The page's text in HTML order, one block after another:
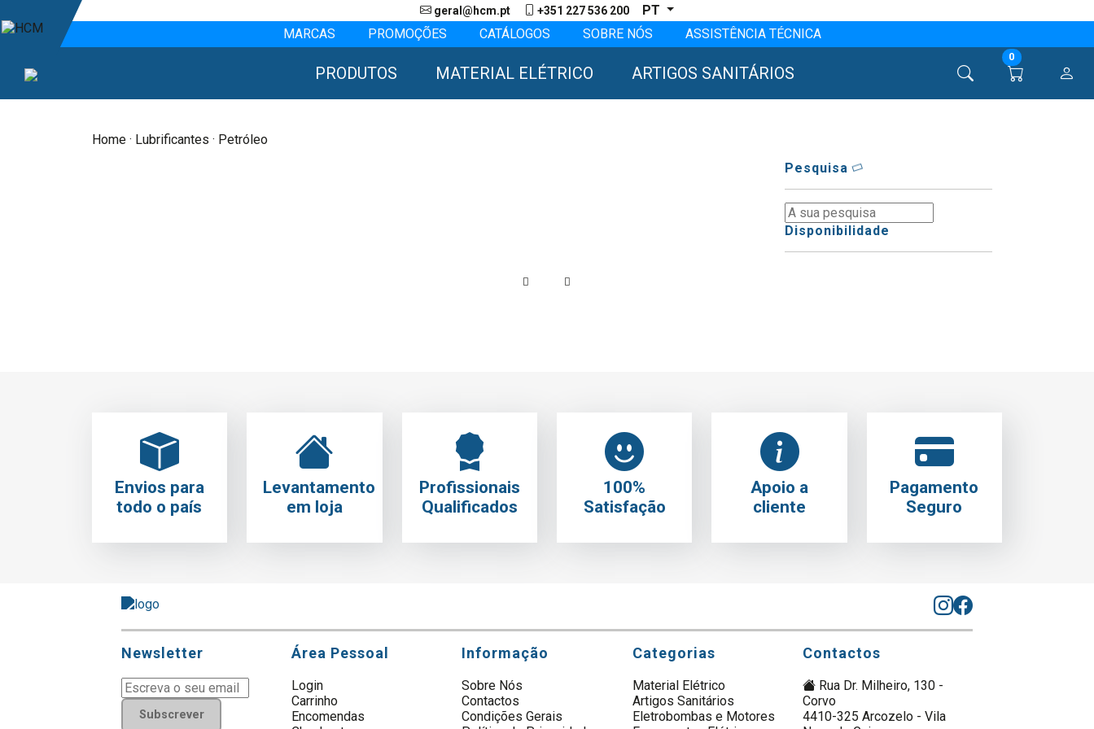
geral@hcm.pt +351 227 536 200
PT
MARCAS
PROMOÇÕES CATÁLOGOS SOBRE NÓS ASSISTÊNCIA TÉCNICA
PRODUTOS MATERIAL ELÉTRICO ARTIGOS SANITÁRIOS
0
Home· Lubrificantes · Petróleo
Pesquisa
Disponibilidade
Envios para
todo o país
Levantamento
em loja
Profissionais
Qualificados
100%
Satisfação
Apoio a
cliente
Pagamento
Seguro
Newsletter
Subscrever
Área Pessoal
Login
Carrinho
Encomendas
Informação
Sobre Nós
Contactos
Condições Gerais
Categorias
Material Elétrico
Artigos Sanitários
Eletrobombas e Motores
Contactos
Rua Dr. Milheiro, 130 -
Corvo
4410-325 Arcozelo - Vila